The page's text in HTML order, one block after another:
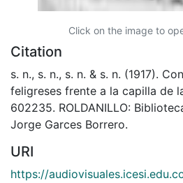
Click on the image to
Citation
s. n., s. n., s. n. & s. n. (1917).
feligreses frente a la capilla de
602235. ROLDANILLO:
Jorge Garces Borrero.
URI
https://